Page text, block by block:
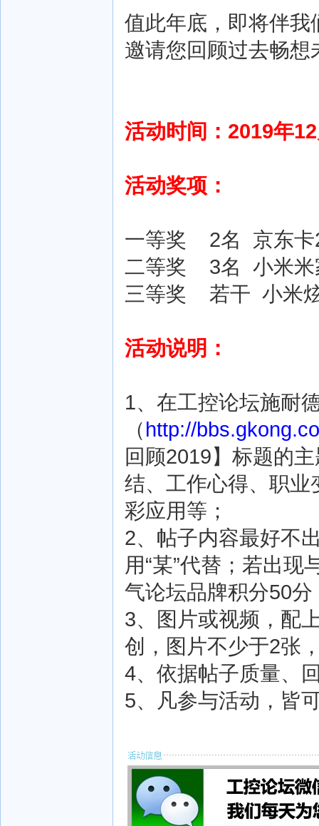
值此年底，即将伴我
邀请您回顾过去畅
活动时间：2019年
活动奖项：
一等奖 2名 京东卡
二等奖 3名 小米米
三等奖 若干 小米
活动说明：
1、在工控论坛施耐
（http://
回顾2019】标题的
结、工作心得、职
彩应用等；
2、帖子内容最好不
用“某”代替；若出
气论坛品牌积分50分
3、图片或视频，配
创，图片不少于2张
4、依据帖子质量、
5、凡参与活动，皆